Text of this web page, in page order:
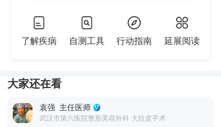
了解疾病 自测工具 行动指南 延展阅读
大家还在看
袁强 主任医师
武汉市第六医院整形美容外科 大拉皮手术